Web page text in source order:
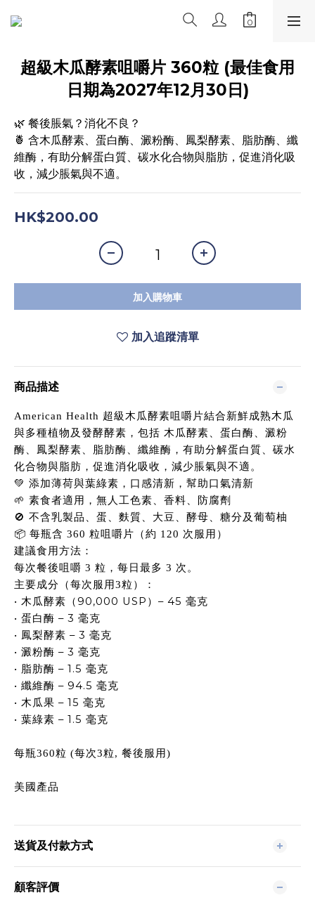
超級木瓜酵素咀嚼片 360粒 (最佳食用
日期為2027年12月30日)
🌿 餐後脹氣？消化不良？
🍍 含木瓜酵素、蛋白酶、澱粉酶、鳳梨酵素、脂肪酶、纖
維酶，有助分解蛋白質、碳水化合物與脂肪，促進消化吸
收，減少脹氣與不適。
HK$200.00
加入購物車
加入追蹤清單
商品描述
American Health 超級木瓜酵素咀嚼片結合新鮮成熟木瓜
與多種植物及發酵酵素，包括 木瓜酵素、蛋白酶、澱粉
酶、鳳梨酵素、脂肪酶、纖維酶，有助分解蛋白質、碳水
化合物與脂肪，促進消化吸收，減少脹氣與不適。
💚 添加薄荷與葉綠素，口感清新，幫助口氣清新
🌱 素食者適用，無人工色素、香料、防腐劑
🚫 不含乳製品、蛋、麩質、大豆、酵母、糖分及葡萄柚
📦 每瓶含 360 粒咀嚼片（約 120 次服用）
建議食用方法：
每次餐後咀嚼 3 粒，每日最多 3 次。
主要成分（每次服用3粒）：
• 木瓜酵素（90,000 USP ） – 45 毫克
• 蛋白酶 – 3 毫克
• 鳳梨酵素 – 3 毫克
• 澱粉酶 – 3 毫克
• 脂肪酶 – 1.5 毫克
• 纖維酶 – 94.5 毫克
• 木瓜果 – 15 毫克
• 葉綠素 – 1.5 毫克
每瓶360粒 (每次3粒, 餐後服用)
美國產品
送貨及付款方式
顧客評價